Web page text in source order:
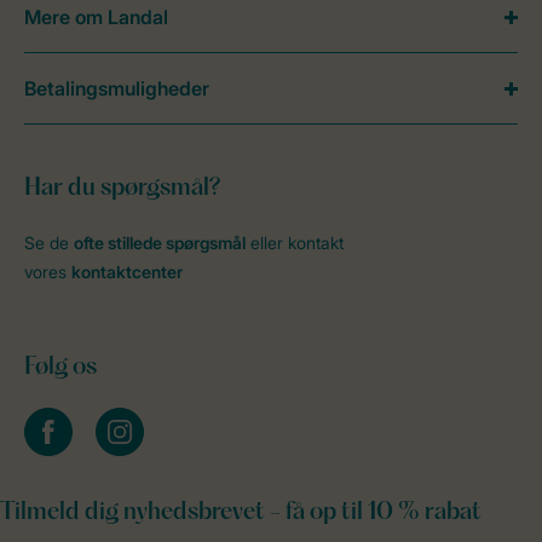
Har du spørgsmål?
Se de ofte stillede spørgsmål eller kontakt
vores kontaktcenter
Følg os
facebookinstagram
Tilmeld dig nyhedsbrevet - få op til 10 % rabat
Mere om Landal
Betalingsmuligheder